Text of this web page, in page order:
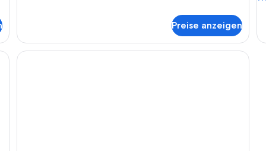
Preise anzeigen